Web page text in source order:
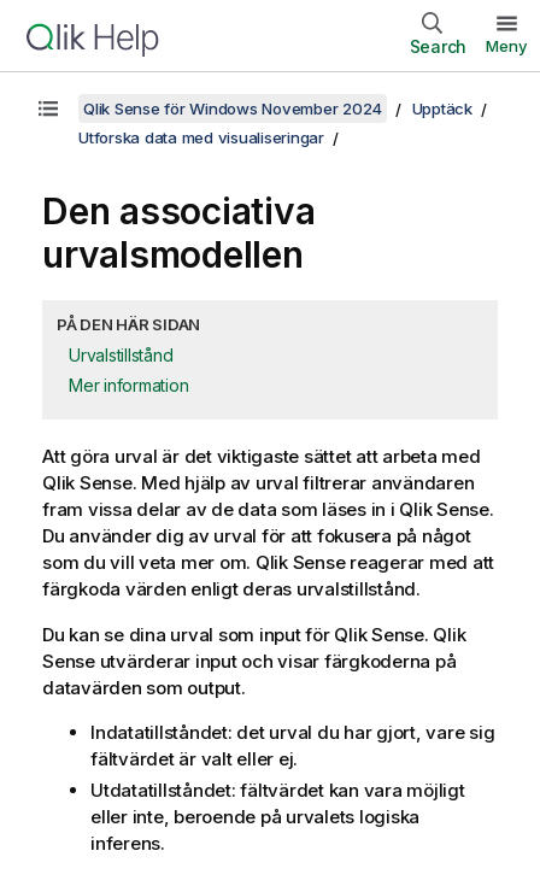
Search Meny
Qlik Sense för Windows November 2024
Upptäck
Utforska data med visualiseringar
Den associativa
urvalsmodellen
PÅ DEN HÄR SIDAN
Urvalstillstånd
Mer information
Att göra urval är det viktigaste sättet att arbeta med
Qlik Sense. Med hjälp av urval filtrerar användaren
fram vissa delar av de data som läses in i Qlik Sense.
Du använder dig av urval för att fokusera på något
som du vill veta mer om. Qlik Sensereagerar med att
färgkoda värden enligt deras urvalstillstånd.
Du kan se dina urval som input för Qlik Sense. Qlik
Senseutvärderar input och visar färgkoderna på
datavärden som output.
Indatatillståndet: det urval du har gjort, vare sig
fältvärdet är valt eller ej.
Utdatatillståndet: fältvärdet kan vara möjligt
eller inte, beroende på urvalets logiska
inferens.